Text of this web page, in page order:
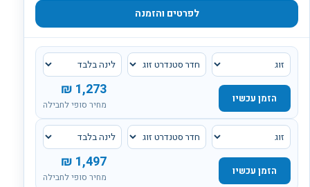
לפרטים והזמנה
1,273
₪
מחיר סופי לחבילה
הזמן עכשיו
1,497
₪
מחיר סופי לחבילה
הזמן עכשיו